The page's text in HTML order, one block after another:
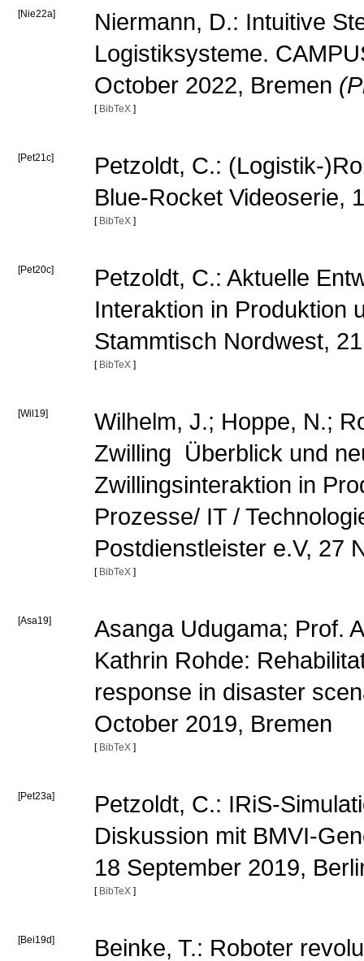
[Nie22a]
Niermann, D.: Intuitive
Logistiksysteme.
October 2022, Bremen
[ BibTeX ]
[Pet21c]
Petzoldt, C.: (Logistik-
Blue-Rocket Videoserie,
[ BibTeX ]
[Pet20c]
Petzoldt, C.: Aktuelle
Interaktion in Produktion
Stammtisch Nordwest,
[ BibTeX ]
[Wil19]
Wilhelm, J.; Hoppe, N.;
Zwilling  Überblick und
Zwillingsinteraktion in
Prozesse/ IT /
Postdienstleister e.V, 27
[ BibTeX ]
[Asa19]
Asanga Udugama; Prof.
Kathrin Rohde:
response in disaster
October 2019, Bremen
[ BibTeX ]
[Pet23a]
Petzoldt, C.: IRiS-
Diskussion mit BMVI-
18 September 2019,
[ BibTeX ]
[Bei19d] Beinke, T.: Roboter